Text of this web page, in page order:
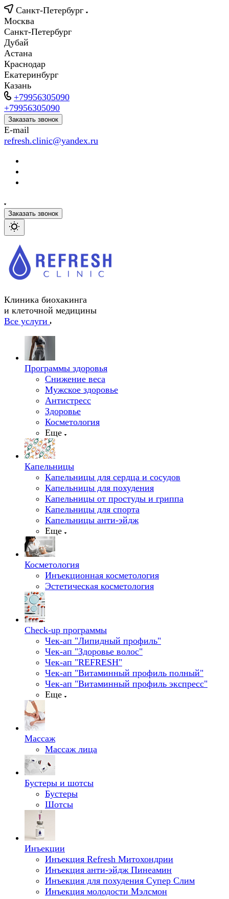
Санкт-Петербург
Москва
Санкт-Петербург
Дубай
Астана
Краснодар
Екатеринбург
Казань
+79956305090
+79956305090
Заказать звонок
E-mail
refresh.clinic@yandex.ru
Заказать звонок
Клиника биохакинга
и клеточной медицины
Все услуги
Программы здоровья
Снижение веса
Мужское здоровье
Антистресс
Здоровье
Косметология
Еще
Капельницы
Капельницы для сердца и сосудов
Капельницы для похудения
Капельницы от простуды и гриппа
Капельницы для спорта
Капельницы анти-эйдж
Еще
Косметология
Инъекционная косметология
Эстетическая косметология
Check-up программы
Чек-ап "Липидный профиль"
Чек-ап "Здоровье волос"
Чек-ап "REFRESH"
Чек-ап "Витаминный профиль полный"
Чек-ап "Витаминный профиль экспресс"
Еще
Массаж
Массаж лица
Бустеры и шотсы
Бустеры
Шотсы
Инъекции
Инъекция Refresh Митохондрии
Инъекция анти-эйдж Пинеамин
Инъекция для похудения Супер Слим
Инъекция молодости Мэлсмон